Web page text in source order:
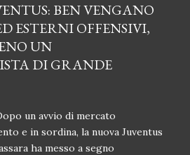
BEN VENGANO
ESTERNI OFFENSIVI,
UN
DI GRANDE
un avvio di mercato
e in sordina, la nuova Juventus
ha messo a segno